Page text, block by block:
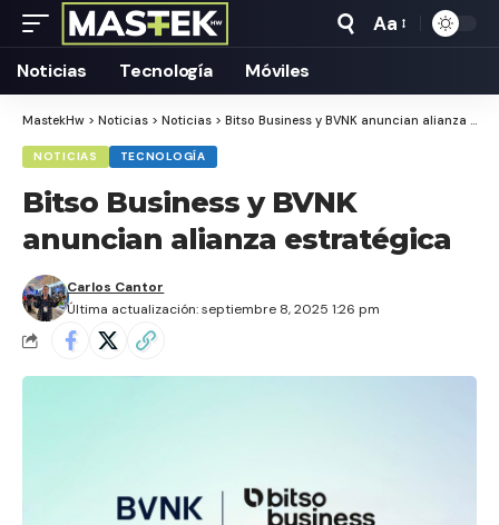
Tamaño
Aa
Noticias Tecnología Móviles
MastekHw > Noticias > Noticias > Bitso Business y BVNK anuncian alianza estratégica
NOTICIAS TECNOLOGÍA
Bitso Business y BVNK
anuncian alianza estratégica
Última actualización: septiembre 8, 2025 1:26 pm
Carlos Cantor